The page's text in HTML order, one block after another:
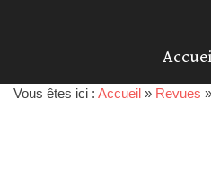
Vous êtes ici : Accueil » Revues »